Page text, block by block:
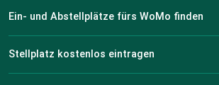
Ein- und Abstellplätze fürs WoMo finden
Stellplatz kostenlos eintragen